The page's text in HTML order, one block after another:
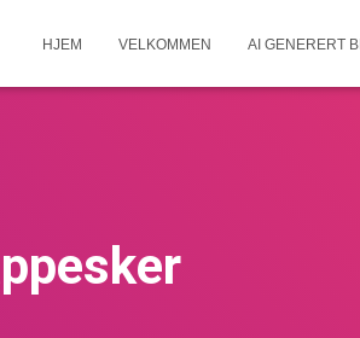
HJEM VELKOMMEN AI GENERERT